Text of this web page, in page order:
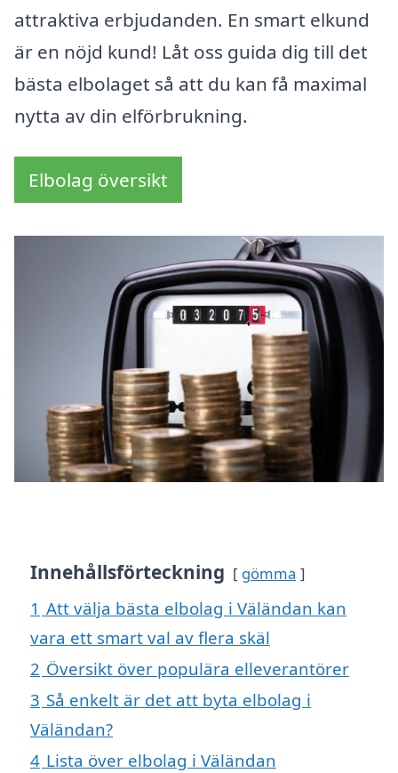
attraktiva erbjudanden. En smart elkund
är en nöjd kund! Låt oss guida dig till det
bästa elbolaget så att du kan få maximal
nytta av din elförbrukning.
Elbolag översikt
Innehållsförteckning gömma
1 Att välja bästa elbolag i Väländan kan
vara ett smart val av flera skäl
2 Översikt över populära elleverantörer
3 Så enkelt är det att byta elbolag i
Väländan?
4 Lista över elbolag i Väländan